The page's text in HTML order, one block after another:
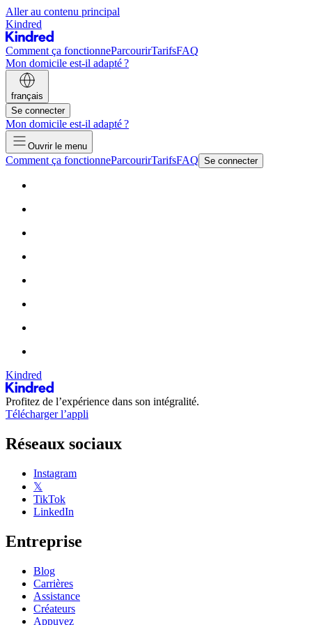
Aller au contenu principal
Kindred
Comment ça fonctionneParcourirTarifsFAQ
Mon domicile est-il adapté ?
français
Se connecter
Mon domicile est-il adapté ?
Ouvrir le menu
Comment ça fonctionneParcourirTarifsFAQ Se connecter
Kindred
Profitez de l’expérience dans son intégralité.
Télécharger l’appli
Réseaux sociaux
Instagram
𝕏
TikTok
LinkedIn
Entreprise
Blog
Carrières
Assistance
Créateurs
Appuyez